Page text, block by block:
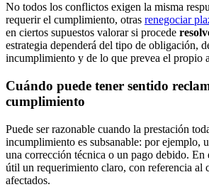
No todos los conflictos exigen la misma
requerir el cumplimiento, otras renegociar
en ciertos supuestos valorar si procede
estrategia dependerá del tipo de obligación,
incumplimiento y de lo que prevea el propio
Cuándo puede tener sentido
cumplimiento
Puede ser razonable cuando la prestación
incumplimiento es subsanable: por ejemplo,
una corrección técnica o un pago debido. En
útil un requerimiento claro, con referencia al
afectados.